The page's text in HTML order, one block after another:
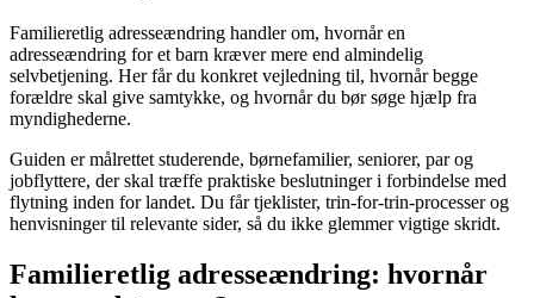
Familieretlig adresseændring handler om, hvornår en
adresseændring for et barn kræver mere end almindelig
selvbetjening. Her får du konkret vejledning til, hvornår begge
forældre skal give samtykke, og hvornår du bør søge hjælp fra
myndighederne.
Guiden er målrettet studerende, børnefamilier, seniorer, par og
jobflyttere, der skal træffe praktiske beslutninger i forbindelse med
flytning inden for landet. Du får tjeklister, trin-for-trin-processer og
henvisninger til relevante sider, så du ikke glemmer vigtige skridt.
Familieretlig adresseændring: hvornår